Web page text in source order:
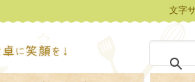
文字